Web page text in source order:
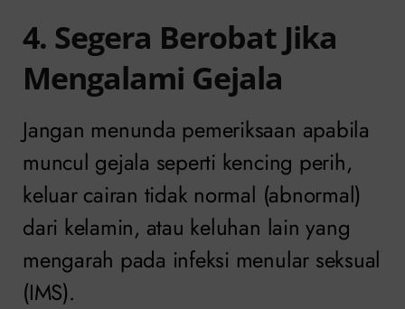
4. Segera Berobat Jika
Mengalami Gejala
Jangan menunda pemeriksaan apabila
muncul gejala seperti kencing perih,
keluar cairan tidak normal (abnormal)
dari kelamin, atau keluhan lain yang
mengarah pada infeksi menular seksual
(IMS).